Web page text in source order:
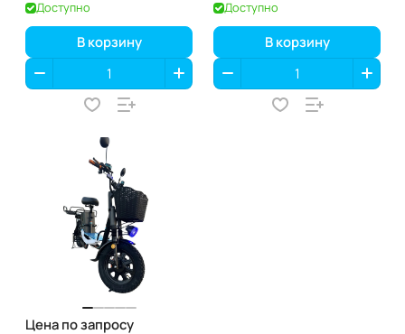
Доступно
В корзину
Доступно
В корзину
Цена по запросу